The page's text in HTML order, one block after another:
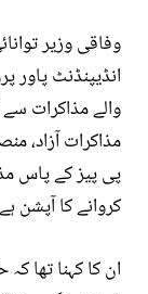
وفاقی وزیر
انڈیپنڈنٹ پاور
والے مذاکرات سے
مذاکرات آزاد،
پی پیز کے پاس
کروانے کا آپشن
ان کا کہنا تھا